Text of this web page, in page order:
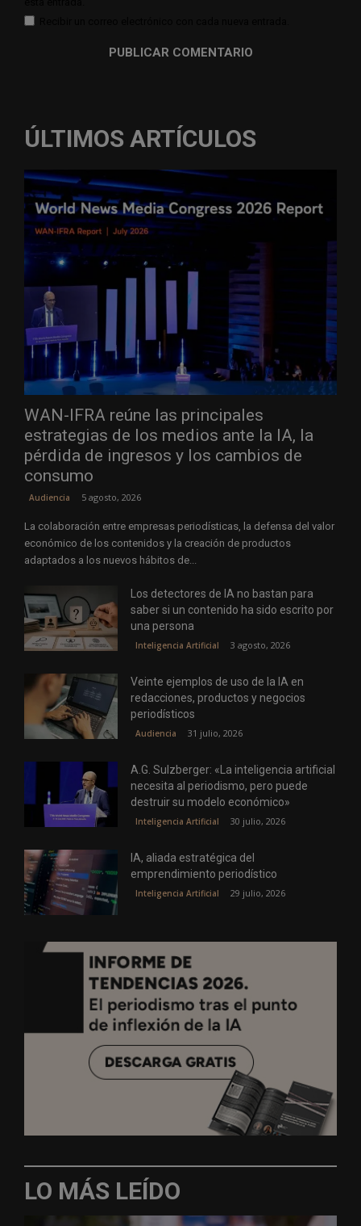
ÚLTIMOS ARTÍCULOS
WAN-IFRA reúne las principales
estrategias de los medios ante la IA, la
pérdida de ingresos y los cambios de
consumo
Audiencia 5 agosto, 2026
La colaboración entre empresas periodísticas, la defensa del valor
económico de los contenidos y la creación de productos
adaptados a los nuevos hábitos de...
Los detectores de IA no bastan para
saber si un contenido ha sido escrito por
una persona
Inteligencia Artificial 3 agosto, 2026
Veinte ejemplos de uso de la IA en
redacciones, productos y negocios
periodísticos
Audiencia 31 julio, 2026
A.G. Sulzberger: «La inteligencia artificial
necesita al periodismo, pero puede
destruir su modelo económico»
Inteligencia Artificial 30 julio, 2026
IA, aliada estratégica del
emprendimiento periodístico
Inteligencia Artificial 29 julio, 2026
LO MÁS LEÍDO